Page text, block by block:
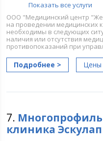
Показать все услуги
ООО "Медицинский центр
на проведении медицинских
необходимы в следующих
наличия или отсутствия
противопоказаний при
Подробнее > Цены
7.
клиника Эскулап